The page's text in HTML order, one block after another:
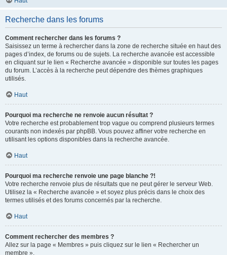
Recherche dans les forums
Comment rechercher dans les forums ?
Saisissez un terme à rechercher dans la zone de recherche située en haut des
pages d’index, de forums ou de sujets. La recherche avancée est accessible
en cliquant sur le lien « Recherche avancée » disponible sur toutes les pages
du forum. L’accès à la recherche peut dépendre des thèmes graphiques
utilisés.
Haut
Pourquoi ma recherche ne renvoie aucun résultat ?
Votre recherche est probablement trop vague ou comprend plusieurs termes
courants non indexés par phpBB. Vous pouvez affiner votre recherche en
utilisant les options disponibles dans la recherche avancée.
Haut
Pourquoi ma recherche renvoie une page blanche ?!
Votre recherche renvoie plus de résultats que ne peut gérer le serveur Web.
Utilisez la « Recherche avancée » et soyez plus précis dans le choix des
termes utilisés et des forums concernés par la recherche.
Haut
Comment rechercher des membres ?
Allez sur la page « Membres » puis cliquez sur le lien « Rechercher un
membre ».